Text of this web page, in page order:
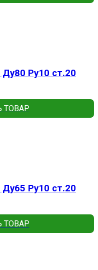
Ру10 ст.20
ТОВАР
Ру10 ст.20
ТОВАР